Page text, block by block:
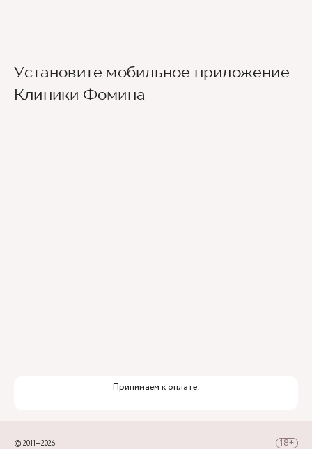
Установите мобильное приложение
Клиники Фомина
Принимаем к оплате:
© 2011—2026